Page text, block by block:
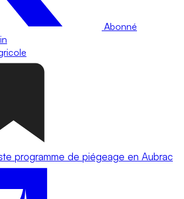
Abonné
programme de piégeage en Aubrac